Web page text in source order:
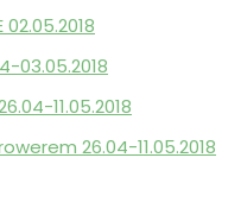
03.05.2018
11.05.2018
26.04-11.05.2018